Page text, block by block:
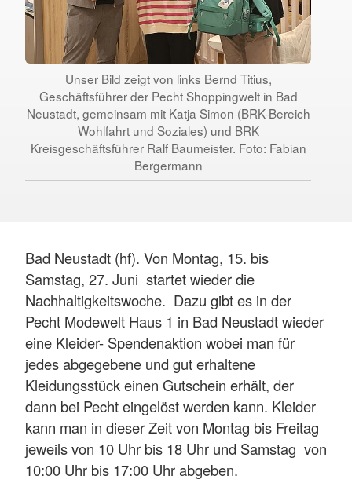
Unser Bild zeigt von links Bernd Titius,
Geschäftsführer der Pecht Shoppingwelt in Bad
Neustadt, gemeinsam mit Katja Simon (BRK-Bereich
Wohlfahrt und Soziales) und BRK
Kreisgeschäftsführer Ralf Baumeister. Foto: Fabian
Bergermann
Bad Neustadt (hf). Von Montag, 15. bis
Samstag, 27. Juni startet wieder die
Nachhaltigkeitswoche. Dazu gibt es in der
Pecht Modewelt Haus 1 in Bad Neustadt wieder
eine Kleider- Spendenaktion wobei man für
jedes abgegebene und gut erhaltene
Kleidungsstück einen Gutschein erhält, der
dann bei Pecht eingelöst werden kann. Kleider
kann man in dieser Zeit von Montag bis Freitag
jeweils von 10 Uhr bis 18 Uhr und Samstag von
10:00 Uhr bis 17:00 Uhr abgeben.